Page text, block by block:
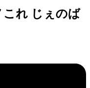
これ じぇのば